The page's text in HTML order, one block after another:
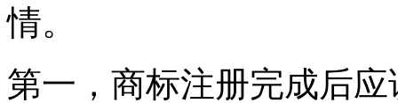
情。
第一，商标注册完成后